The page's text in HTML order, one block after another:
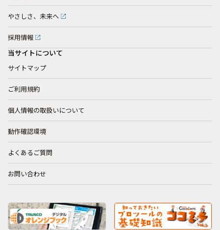
やさしさ、未来へ
採用情報
当サイトについて
サイトマップ
ご利用規約
個人情報の取扱いについて
動作確認環境
よくあるご質問
お問い合わせ